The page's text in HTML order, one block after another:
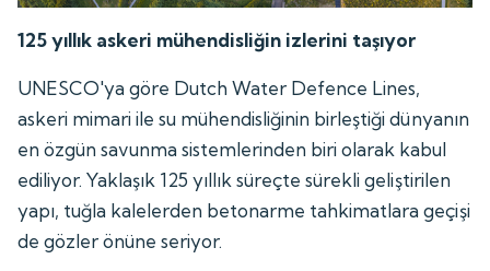
125 yıllık askeri mühendisliğin izlerini taşıyor
UNESCO'ya göre Dutch Water Defence Lines,
askeri mimari ile su mühendisliğinin birleştiği dünyanın
en özgün savunma sistemlerinden biri olarak kabul
ediliyor. Yaklaşık 125 yıllık süreçte sürekli geliştirilen
yapı, tuğla kalelerden betonarme tahkimatlara geçişi
de gözler önüne seriyor.